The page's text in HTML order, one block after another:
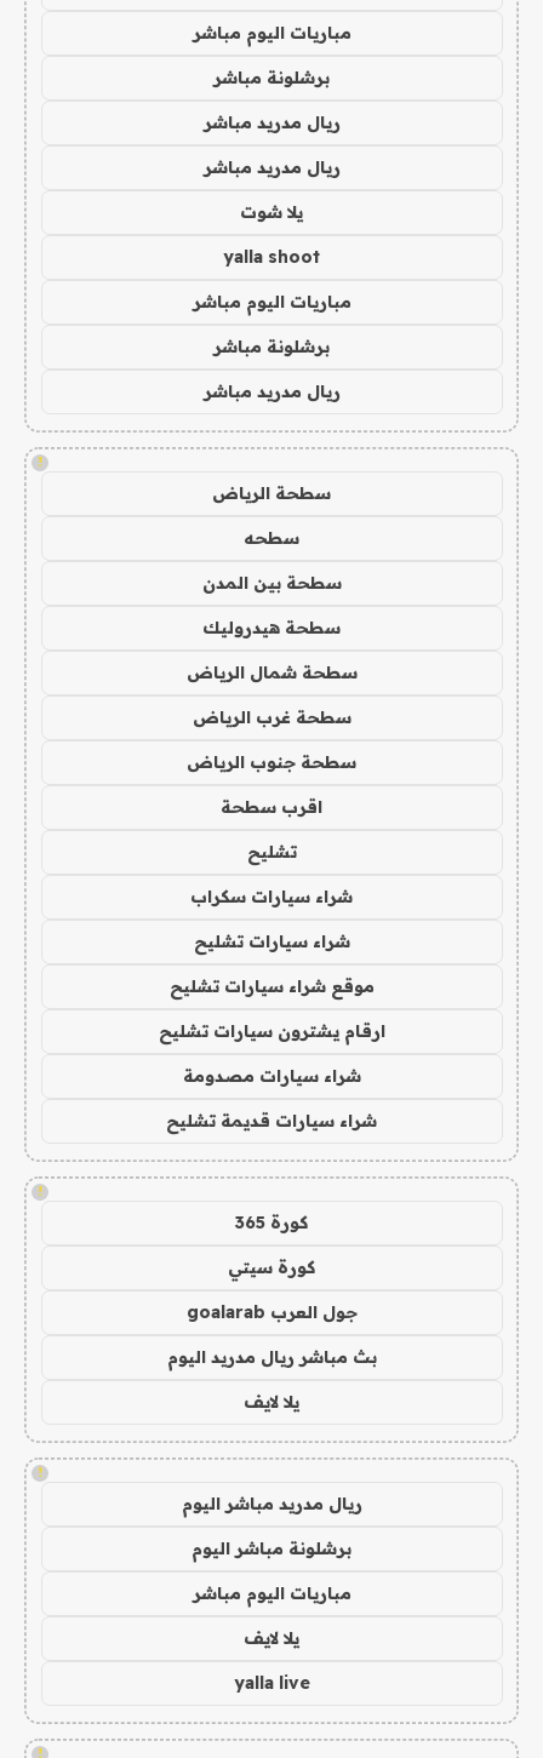
مباريات اليوم مباشر
برشلونة مباشر
ريال مدريد مباشر
ريال مدريد مباشر
يلا شوت
yalla shoot
مباريات اليوم مباشر
برشلونة مباشر
ريال مدريد مباشر
!
سطحة الرياض
سطحه
سطحة بين المدن
سطحة هيدروليك
سطحة شمال الرياض
سطحة غرب الرياض
سطحة جنوب الرياض
اقرب سطحة
تشليح
شراء سيارات سكراب
شراء سيارات تشليح
موقع شراء سيارات تشليح
ارقام يشترون سيارات تشليح
شراء سيارات مصدومة
شراء سيارات قديمة تشليح
!
كورة 365
كورة سيتي
جول العرب goalarab
بث مباشر ريال مدريد اليوم
يلا لايف
!
ريال مدريد مباشر اليوم
برشلونة مباشر اليوم
مباريات اليوم مباشر
يلا لايف
yalla live
!